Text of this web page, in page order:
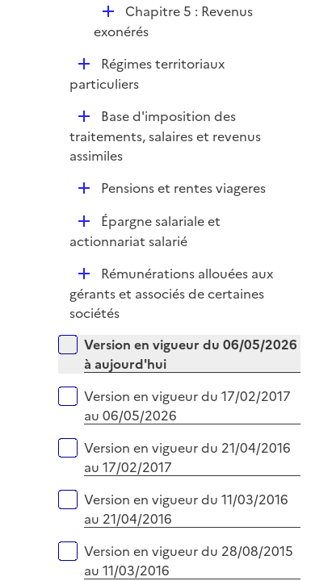
i
r
D
é
l
i
r
Chapitre 5 : Revenus
exonérés
D
é
i
e
Régimes territoriaux
particuliers
D
é
p
Base d'imposition des
traitements, salaires et revenus
assimiles
D
l
r
Pensions et rentes viageres
D
é
i
e
r
Épargne salariale et
actionnariat salarié
D
é
p
i
e
r
Rémunérations allouées aux
gérants et associés de certaines
sociétés
Versions sur la période
Version en vigueur du 06/05/2026
à aujourd'hui
Version en vigueur du 17/02/2017
au 06/05/2026
Version en vigueur du 21/04/2016
au 17/02/2017
Version en vigueur du 11/03/2016
au 21/04/2016
Version en vigueur du 28/08/2015
au 11/03/2016